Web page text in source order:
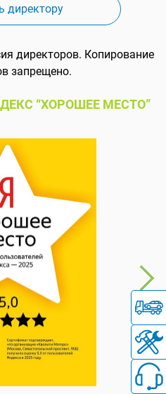
директору
директоров. Копирование
запрещено.
“ХОРОШЕЕ МЕСТО”